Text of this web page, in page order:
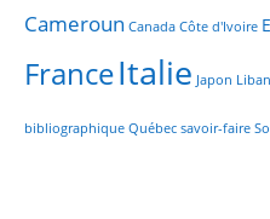
Cameroun Canada Côte d'Ivoire
FranceItalie Japon Liban
bibliographique Québec savoir-faire